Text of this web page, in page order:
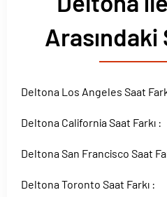
Arasındaki
Deltona Los Angeles Saat
Deltona California Saat Farkı :
Deltona San Francisco Saat
Deltona Toronto Saat Farkı :